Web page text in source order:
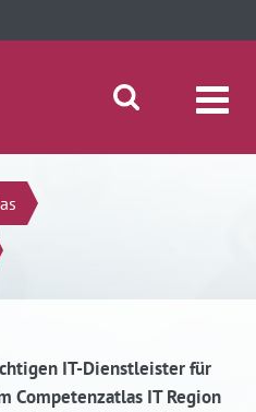
Suche öffnen/schließen
IT-Dienstleister für
Competenzatlas IT Region